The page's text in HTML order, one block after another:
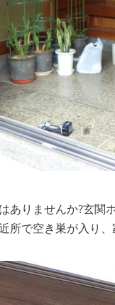
りませんか?玄関
所で空き巣が入り